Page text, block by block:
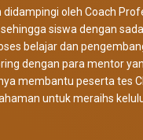
oleh Coach
siswa dengan
belajar dan
dengan para mentor
membantu peserta tes
untuk meraihs